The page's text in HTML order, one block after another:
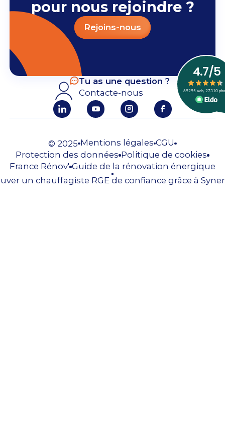
pour nous rejoindre ?
Rejoins-nous
Tu as une question ?
Contacte-nous
© 2025 Mentions légales CGU
Protection des données Politique de cookies
France Rénov' Guide de la rénovation énergique
un chauffagiste RGE de confiance grâce à